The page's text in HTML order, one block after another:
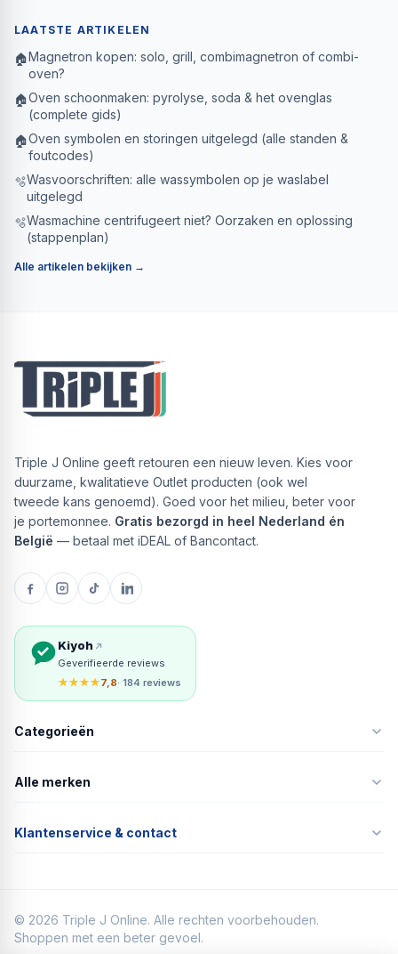
LAATSTE ARTIKELEN
🏠Magnetron kopen: solo, grill, combimagnetron of combi-
oven?
🏠Oven schoonmaken: pyrolyse, soda & het ovenglas
(complete gids)
🏠Oven symbolen en storingen uitgelegd (alle standen &
foutcodes)
🫧Wasvoorschriften: alle wassymbolen op je waslabel
uitgelegd
🫧Wasmachine centrifugeert niet? Oorzaken en oplossing
(stappenplan)
Alle artikelen bekijken →
Triple J Online geeft retouren een nieuw leven. Kies voor
duurzame, kwalitatieve Outlet producten (ook wel
tweede kans genoemd). Goed voor het milieu, beter voor
je portemonnee. Gratis bezorgd in heel Nederland én
België — betaal met iDEAL of Bancontact.
Kiyoh
Geverifieerde reviews
★★★★7,8· 184 reviews
Categorieën
Alle merken
Klantenservice & contact
© 2026 Triple J Online. Alle rechten voorbehouden.
Shoppen met een beter gevoel.